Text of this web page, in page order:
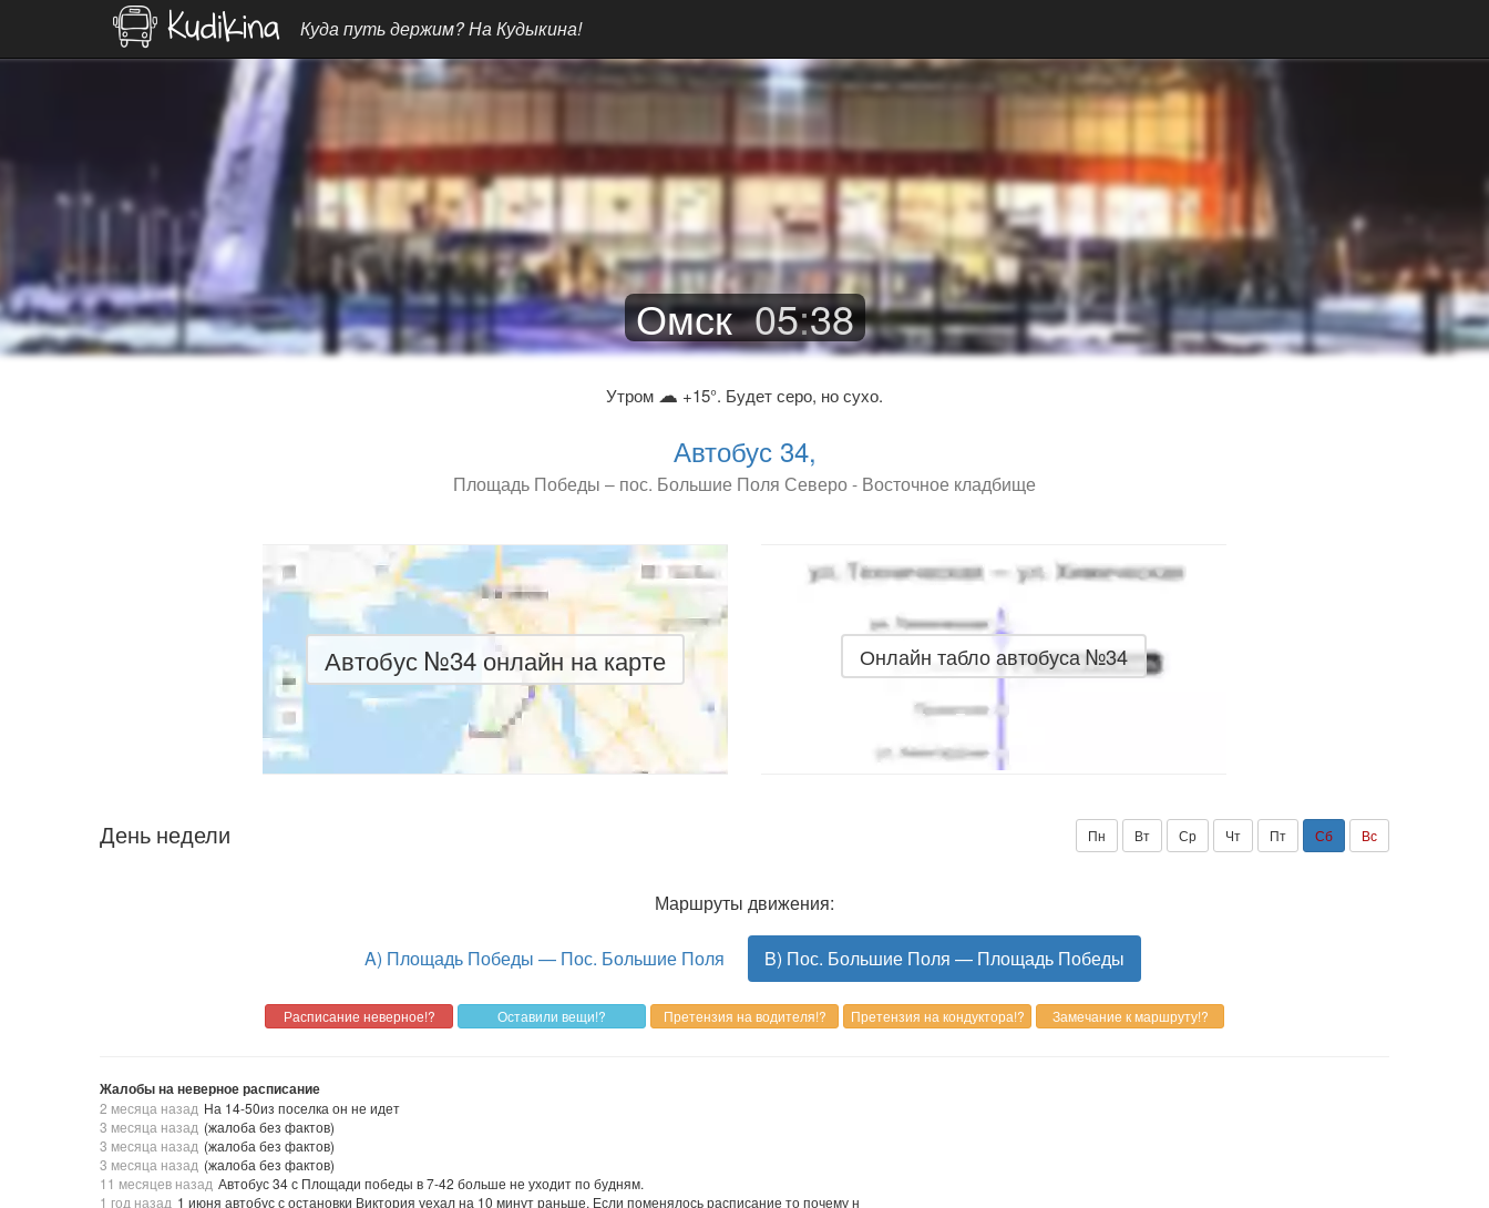
Куда путь держим? На Кудыкина!
Омск 05:38
Утром ☁ +15°. Будет серо, но сухо.
Автобус 34,
Площадь Победы – пос. Большие Поля Северо - Восточное кладбище
Автобус №34 онлайн на карте Онлайн табло автобуса №34
День недели Пн Вт Ср Чт Пт Сб Вс
Маршруты движения:
A) Площадь Победы — Пос. Большие Поля B) Пос. Большие Поля — Площадь Победы
Жалобы на неверное расписание
2 месяца назад На 14-50из поселка он не идет
3 месяца назад (жалоба без фактов)
3 месяца назад (жалоба без фактов)
3 месяца назад (жалоба без фактов)
11 месяцев назад Автобус 34 с Площади победы в 7-42 больше не уходит по будням.
1 год назад 1 июня автобус с остановки Виктория уехал на 10 минут раньше. Если поменялось расписание то почему н